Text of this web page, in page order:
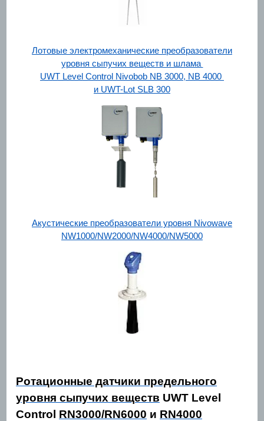
Лотовые электромеханические преобразователи
уровня сыпучих веществ и шлама
UWT Level Control Nivobob NB 3000, NB 4000
и UWT-Lot SLB 300
Акустические преобразователи уровня Nivowave
NW1000/NW2000/NW4000/NW5000
Ротационные датчики предельного
уровня сыпучих веществ UWT Level
Control RN3000/RN6000 и RN4000